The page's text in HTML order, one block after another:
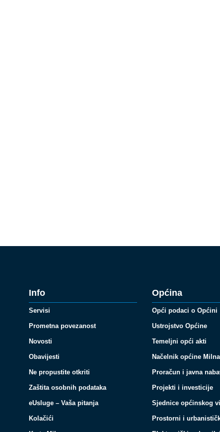
Info
Servisi
Prometna povezanost
Novosti
Obavijesti
Ne propustite otkriti
Zaštita osobnih podataka
eUsluge – Vaša pitanja
Kolačići
Općina
Opći podaci o Općini
Ustrojstvo Općine
Temeljni opći akti
Načelnik općine Milna
Proračun i javna
Projekti i investicije
Sjednice općinskog
Prostorni i